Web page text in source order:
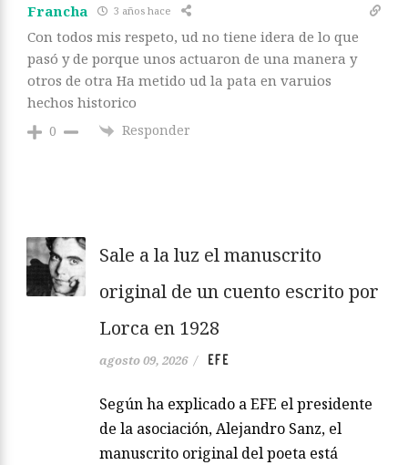
Francha 3 años hace
Con todos mis respeto, ud no tiene idera de lo que
pasó y de porque unos actuaron de una manera y
otros de otra Ha metido ud la pata en varuios
hechos historico
0 Responder
Sale a la luz el manuscrito
original de un cuento escrito por
Lorca en 1928
agosto 09, 2026 / EFE
Según ha explicado a EFE el presidente
de la asociación, Alejandro Sanz, el
manuscrito original del poeta está